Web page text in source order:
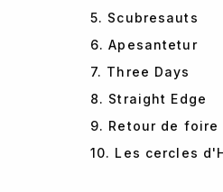
5. Scubresauts
6. Apesantetur
7. Three Days
8. Straight Edge
9. Retour de foire
10. Les cercles